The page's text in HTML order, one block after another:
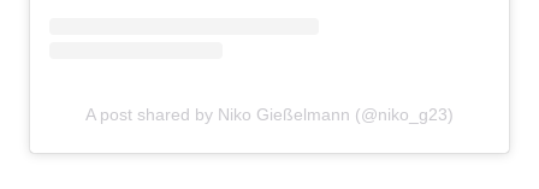
A post shared by Niko Gießelmann (@niko_g23)